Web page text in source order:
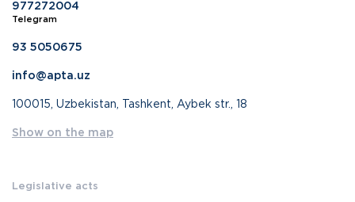
977272004
Telegram
93 5050675
info@apta.uz
100015, Uzbekistan, Tashkent, Aybek str., 18
Show on the map
Legislative acts